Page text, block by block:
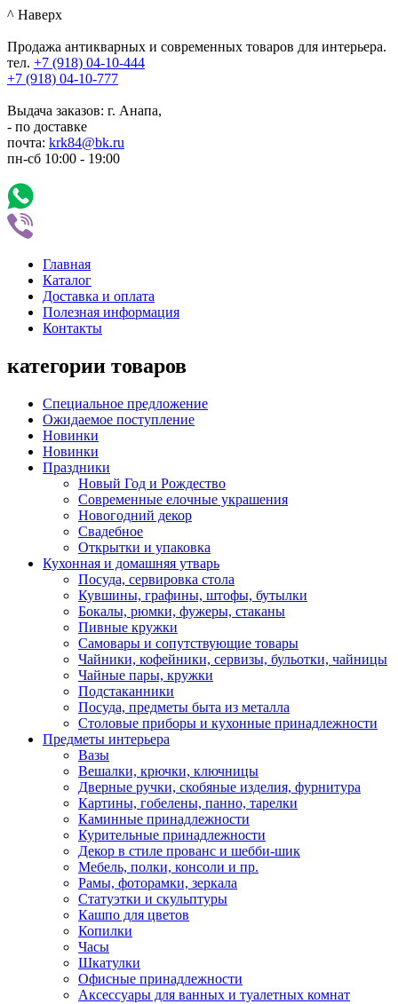
^ Наверх
Продажа антикварных и современных товаров для интерьера.
тел. +7 (918) 04-10-444
+7 (918) 04-10-777
Выдача заказов: г. Анапа,
- по доставке
почта: krk84@bk.ru
пн-сб 10:00 - 19:00
Главная
Каталог
Доставка и оплата
Полезная информация
Контакты
категории товаров
Специальное предложение
Ожидаемое поступление
Новинки
Новинки
Праздники
Новый Год и Рождество
Современные елочные украшения
Новогодний декор
Свадебное
Открытки и упаковка
Кухонная и домашняя утварь
Посуда, сервировка стола
Кувшины, графины, штофы, бутылки
Бокалы, рюмки, фужеры, стаканы
Пивные кружки
Самовары и сопутствующие товары
Чайники, кофейники, сервизы, бульотки, чайницы
Чайные пары, кружки
Подстаканники
Посуда, предметы быта из металла
Столовые приборы и кухонные принадлежности
Предметы интерьера
Вазы
Вешалки, крючки, ключницы
Дверные ручки, скобяные изделия, фурнитура
Картины, гобелены, панно, тарелки
Каминные принадлежности
Курительные принадлежности
Декор в стиле прованс и шебби-шик
Мебель, полки, консоли и пр.
Рамы, фоторамки, зеркала
Статуэтки и скульптуры
Кашпо для цветов
Копилки
Часы
Шкатулки
Офисные принадлежности
Аксессуары для ванных и туалетных комнат